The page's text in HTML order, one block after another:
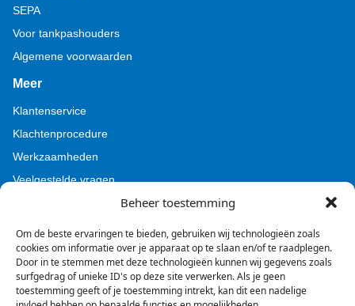
Beheer toestemming
Om de beste ervaringen te bieden, gebruiken wij technologieën zoals
cookies om informatie over je apparaat op te slaan en/of te raadplegen.
Door in te stemmen met deze technologieën kunnen wij gegevens zoals
surfgedrag of unieke ID's op deze site verwerken. Als je geen
toestemming geeft of je toestemming intrekt, kan dit een nadelige
SEPA
Voor tankpashouders
Algemene voorwaarden
Meer
Klantenservice
Klachtenprocedure
Werkzaamheden
Veelgestelde vragen